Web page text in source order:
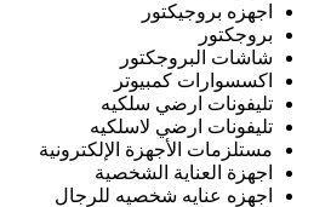
اجهزه بروجيكتور
بروجكتور
شاشات البروجكتور
اكسسوارات كمبيوتر
تليفونات ارضي سلكيه
تليفونات ارضي لاسلكيه
مستلزمات الأجهزة الإلكترونية
اجهزة العناية الشخصية
اجهزه عنايه شخصيه للرجال